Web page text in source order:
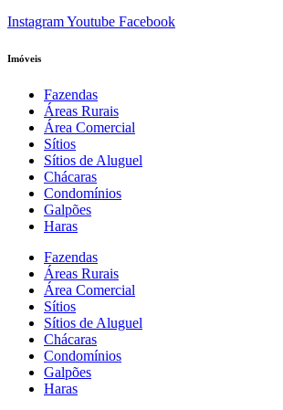
InstagramYoutube Facebook
Imóveis
Fazendas
Áreas Rurais
Área Comercial
Sítios
Sítios de Aluguel
Chácaras
Condomínios
Galpões
Haras
Fazendas
Áreas Rurais
Área Comercial
Sítios
Sítios de Aluguel
Chácaras
Condomínios
Galpões
Haras